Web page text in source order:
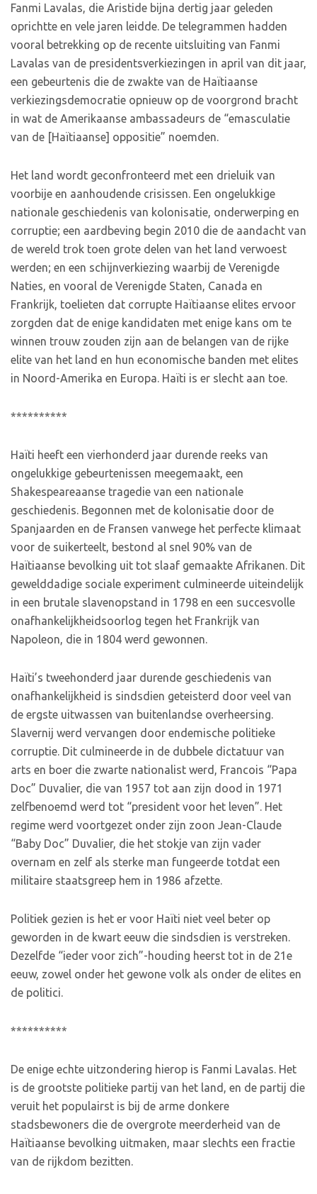
Fanmi Lavalas, die Aristide bijna dertig jaar geleden
oprichtte en vele jaren leidde. De telegrammen hadden
vooral betrekking op de recente uitsluiting van Fanmi
Lavalas van de presidentsverkiezingen in april van dit jaar,
een gebeurtenis die de zwakte van de Haïtiaanse
verkiezingsdemocratie opnieuw op de voorgrond bracht
in wat de Amerikaanse ambassadeurs de “emasculatie
van de [Haïtiaanse] oppositie” noemden.
Het land wordt geconfronteerd met een drieluik van
voorbije en aanhoudende crisissen. Een ongelukkige
nationale geschiedenis van kolonisatie, onderwerping en
corruptie; een aardbeving begin 2010 die de aandacht van
de wereld trok toen grote delen van het land verwoest
werden; en een schijnverkiezing waarbij de Verenigde
Naties, en vooral de Verenigde Staten, Canada en
Frankrijk, toelieten dat corrupte Haïtiaanse elites ervoor
zorgden dat de enige kandidaten met enige kans om te
winnen trouw zouden zijn aan de belangen van de rijke
elite van het land en hun economische banden met elites
in Noord-Amerika en Europa. Haïti is er slecht aan toe.
**********
Haïti heeft een vierhonderd jaar durende reeks van
ongelukkige gebeurtenissen meegemaakt, een
Shakespeareaanse tragedie van een nationale
geschiedenis. Begonnen met de kolonisatie door de
Spanjaarden en de Fransen vanwege het perfecte klimaat
voor de suikerteelt, bestond al snel 90% van de
Haïtiaanse bevolking uit tot slaaf gemaakte Afrikanen. Dit
gewelddadige sociale experiment culmineerde uiteindelijk
in een brutale slavenopstand in 1798 en een succesvolle
onafhankelijkheidsoorlog tegen het Frankrijk van
Napoleon, die in 1804 werd gewonnen.
Haïti’s tweehonderd jaar durende geschiedenis van
onafhankelijkheid is sindsdien geteisterd door veel van
de ergste uitwassen van buitenlandse overheersing.
Slavernij werd vervangen door endemische politieke
corruptie. Dit culmineerde in de dubbele dictatuur van
arts en boer die zwarte nationalist werd, Francois “Papa
Doc” Duvalier, die van 1957 tot aan zijn dood in 1971
zelfbenoemd werd tot “president voor het leven”. Het
regime werd voortgezet onder zijn zoon Jean-Claude
“Baby Doc” Duvalier, die het stokje van zijn vader
overnam en zelf als sterke man fungeerde totdat een
militaire staatsgreep hem in 1986 afzette.
Politiek gezien is het er voor Haïti niet veel beter op
geworden in de kwart eeuw die sindsdien is verstreken.
Dezelfde “ieder voor zich”-houding heerst tot in de 21e
eeuw, zowel onder het gewone volk als onder de elites en
de politici.
**********
De enige echte uitzondering hierop is Fanmi Lavalas. Het
is de grootste politieke partij van het land, en de partij die
veruit het populairst is bij de arme donkere
stadsbewoners die de overgrote meerderheid van de
Haïtiaanse bevolking uitmaken, maar slechts een fractie
van de rijkdom bezitten.